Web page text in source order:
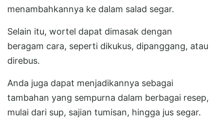
menambahkannya ke dalam salad segar.
Selain itu, wortel dapat dimasak dengan
beragam cara, seperti dikukus, dipanggang, atau
direbus.
Anda juga dapat menjadikannya sebagai
tambahan yang sempurna dalam berbagai resep,
mulai dari sup, sajian tumisan, hingga jus segar.